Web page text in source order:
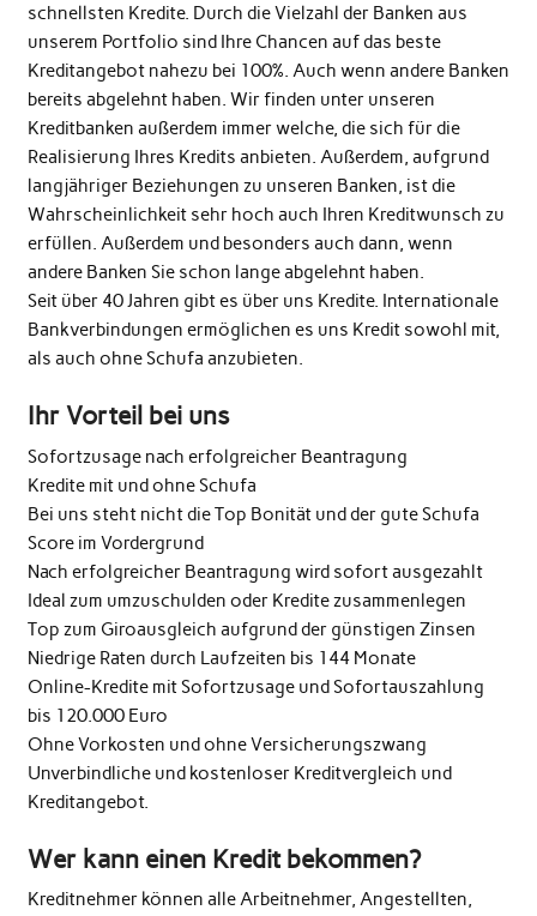
schnellsten Kredite. Durch die Vielzahl der Banken aus
unserem Portfolio sind Ihre Chancen auf das beste
Kreditangebot nahezu bei 100%. Auch wenn andere Banken
bereits abgelehnt haben. Wir finden unter unseren
Kreditbanken außerdem immer welche, die sich für die
Realisierung Ihres Kredits anbieten. Außerdem, aufgrund
langjähriger Beziehungen zu unseren Banken, ist die
Wahrscheinlichkeit sehr hoch auch Ihren Kreditwunsch zu
erfüllen. Außerdem und besonders auch dann, wenn
andere Banken Sie schon lange abgelehnt haben.
Seit über 40 Jahren gibt es über uns Kredite. Internationale
Bankverbindungen ermöglichen es uns Kredit sowohl mit,
als auch ohne Schufa anzubieten.
Ihr Vorteil bei uns
Sofortzusage nach erfolgreicher Beantragung
Kredite mit und ohne Schufa
Bei uns steht nicht die Top Bonität und der gute Schufa
Score im Vordergrund
Nach erfolgreicher Beantragung wird sofort ausgezahlt
Ideal zum umzuschulden oder Kredite zusammenlegen
Top zum Giroausgleich aufgrund der günstigen Zinsen
Niedrige Raten durch Laufzeiten bis 144 Monate
Online-Kredite mit Sofortzusage und Sofortauszahlung
bis 120.000 Euro
Ohne Vorkosten und ohne Versicherungszwang
Unverbindliche und kostenloser Kreditvergleich und
Kreditangebot.
Wer kann einen Kredit bekommen?
Kreditnehmer können alle Arbeitnehmer, Angestellten,